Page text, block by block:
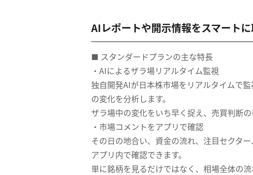
AIレポートや開示情報をスマートに
■ スタンダードプランの主な特長
・AIによるザラ場リアルタイム監視
独自開発AIが日本株市場をリアルタイムで
の変化を分析します。
ザラ場中の変化をいち早く捉え、売買判断の
・市場コメントをアプリで確認
その日の地合い、資金の流れ、注目セクタ
アプリ内で確認できます。
単に銘柄を見るだけではなく、相場全体の